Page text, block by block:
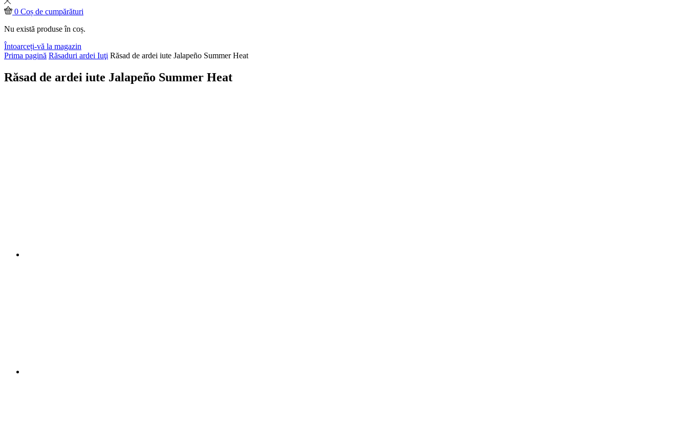
0 Coș de cumpărături
Nu există produse în coș.
Întoarceți-vă la magazin
Prima pagină Răsaduri ardei Iuţi Răsad de ardei iute Jalapeño Summer Heat
Răsad de ardei iute Jalapeño Summer Heat